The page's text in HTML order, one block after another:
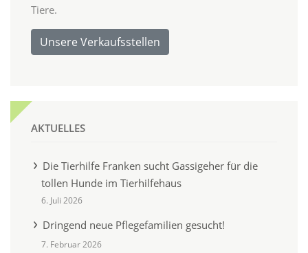
Tiere.
Unsere Verkaufsstellen
AKTUELLES
Die Tierhilfe Franken sucht Gassigeher für die
tollen Hunde im Tierhilfehaus
6. Juli 2026
Dringend neue Pflegefamilien gesucht!
7. Februar 2026